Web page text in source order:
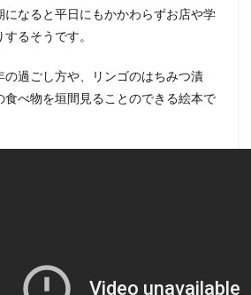
になると平日にもかかわらずお店や学
るそうです。
の過ごし方や、リンゴのはちみつ漬
食べ物を垣間見ることのできる絵本で